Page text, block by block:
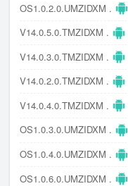
OS1.0.2.0.UMZIDXM .
V14.0.5.0.TMZIDXM .
V14.0.3.0.TMZIDXM .
V14.0.2.0.TMZIDXM .
V14.0.4.0.TMZIDXM .
OS1.0.3.0.UMZIDXM .
OS1.0.4.0.UMZIDXM .
OS1.0.6.0.UMZIDXM .